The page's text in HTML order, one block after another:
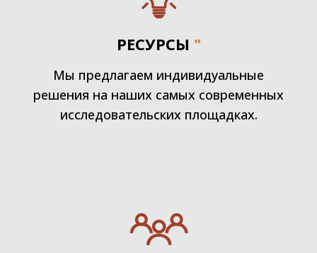
РЕСУРСЫ "
Мы предлагаем индивидуальные
решения на наших самых современных
исследовательских площадках.